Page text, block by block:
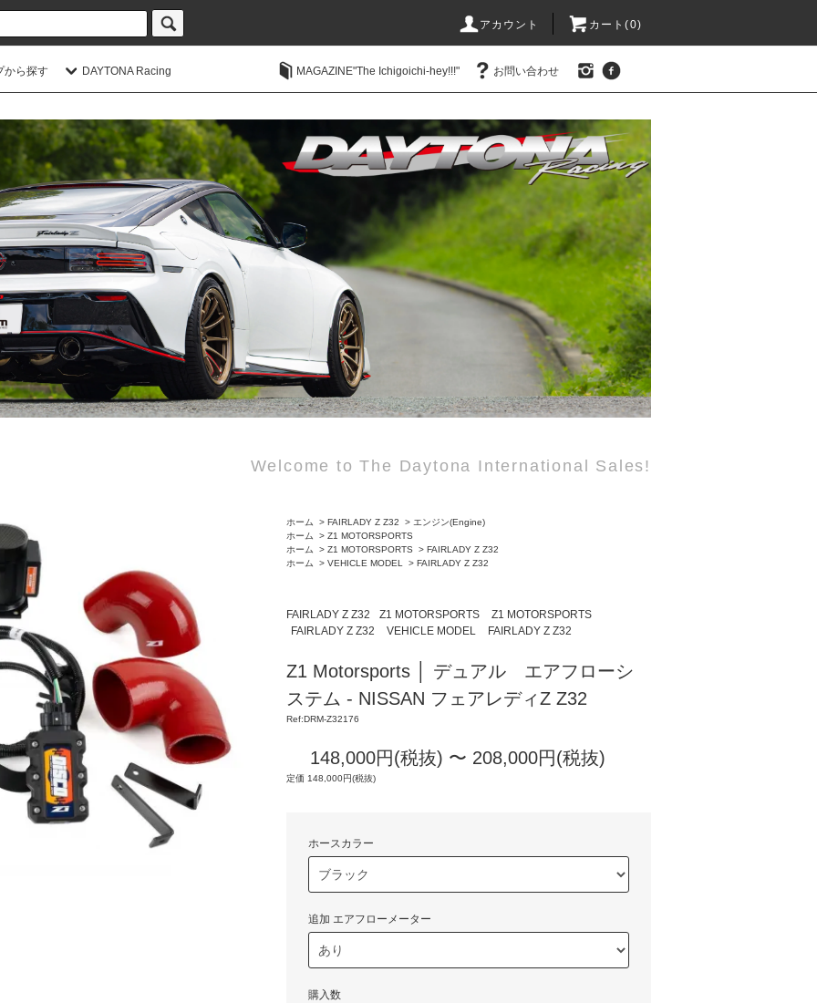
アカウント カート(0)
から探す DAYTONA Racing MAGAZINE"The Ichigoichi-hey!!!" お問い合わせ
Welcome to The Daytona International Sales!
ホーム > FAIRLADY Z Z32 > エンジン(Engine)
ホーム
> Z1 MOTORSPORTS
ホーム
> Z1 MOTORSPORTS > FAIRLADY Z Z32
ホーム
> VEHICLE MODEL > FAIRLADY Z Z32
FAIRLADY Z Z32 Z1 MOTORSPORTS
Z1 MOTORSPORTS
FAIRLADY Z Z32
VEHICLE MODEL FAIRLADY Z Z32
Z1 Motorsports │ デュアル エアフローシ
ステム - NISSAN フェアレディZ Z32
Ref:DRM-Z32176
148,000円(税抜) 〜 208,000円(税抜)
定価 148,000円(税抜)
ホースカラー
追加 エアフローメーター
購入数